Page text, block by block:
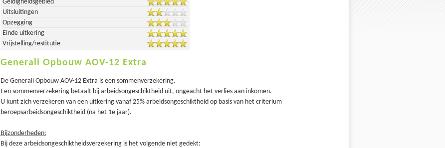
Geldigheidsgebied
Uitsluitingen
Opzegging
Einde uitkering
Vrijstelling/restitutie
Generali Opbouw AOV-12 Extra
De Generali Opbouw AOV-12 Extra is een sommenverzekering.
Een sommenverzekering betaalt bij arbeidsongeschiktheid uit, ongeacht het verlies aan inkomen.
U kunt zich verzekeren van een uitkering vanaf 25% arbeidsongeschiktheid op basis van het criterium
beroepsarbeidsongeschiktheid (na het 1e jaar).
Bijzonderheden:
Bij deze arbeidsongeschiktheidsverzekering is het volgende niet gedekt: